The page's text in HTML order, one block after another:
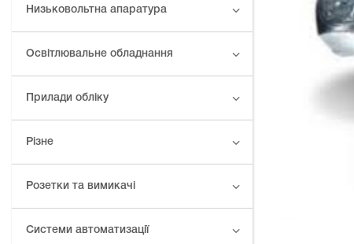
Низьковольтна апаратура
Освітлювальне обладнання
Прилади обліку
Різне
Розетки та вимикачі
Системи автоматизації